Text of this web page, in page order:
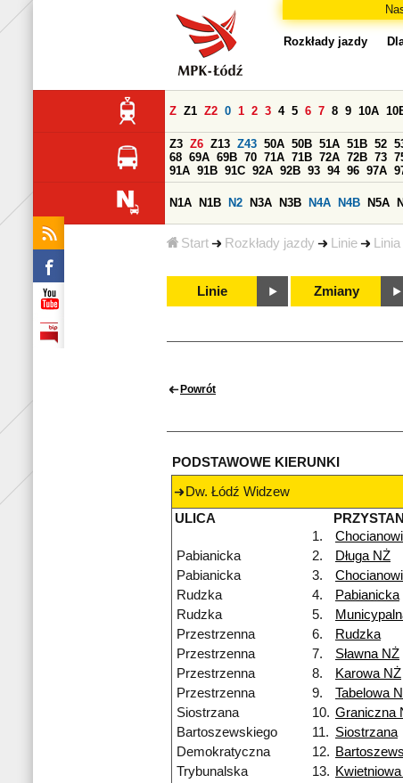
Start Rozkłady jazdy Linie
Rozkłady jazdy
Z Z1 Z2 0 1 2 3 4 5 6 7 8 9 10A
Z3 Z6 Z13 Z43 50A 50B 51A 51B 52
68 69A 69B 70 71A 71B 72A 72B 73
91A 91B 91C 92A 92B 93 94 96 97A
N1A N1B N2 N3A N3B N4A N4B N5A
Linie Zmiany
Powrót
PODSTAWOWE KIERUNKI
Dw. Łódź Widzew
ULICA
1.
Pabianicka
2. Długa NŻ
Pabianicka
3.
Rudzka
4. Pabianicka
Rudzka
5.
Przestrzenna
6. Rudzka
Przestrzenna
7.
Sławna NŻ
Przestrzenna
8.
Karowa NŻ
Przestrzenna
9.
Tabelowa
Siostrzana
10. Graniczna
Bartoszewskiego
11. Siostrzana
Demokratyczna
12.
Trybunalska
13.